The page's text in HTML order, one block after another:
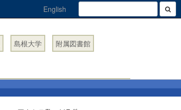
English
島根大学 附属図書館